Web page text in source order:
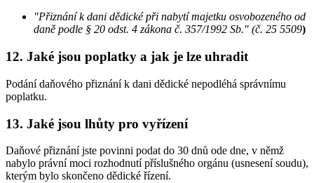
"Přiznání k dani dědické při nabytí majetku osvobozeného od
daně podle § 20 odst. 4 zákona č. 357/1992 Sb." (č. 25 5509)
12. Jaké jsou poplatky a jak je lze uhradit
Podání daňového přiznání k dani dědické nepodléhá správnímu
poplatku.
13. Jaké jsou lhůty pro vyřízení
Daňové přiznání jste povinni podat do 30 dnů ode dne, v němž
nabylo právní moci rozhodnutí příslušného orgánu (usnesení soudu),
kterým bylo skončeno dědické řízení.